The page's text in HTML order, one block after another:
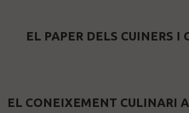
EL PAPER DELS CUINERS I
EL CONEIXEMENT CULINARI